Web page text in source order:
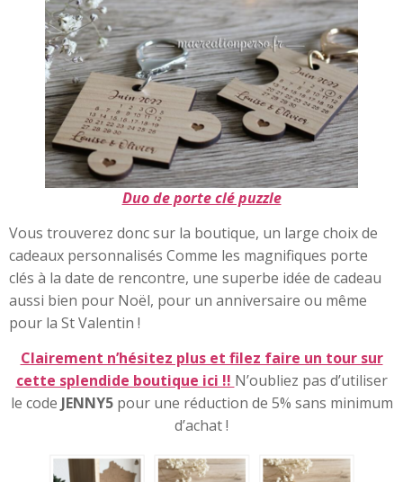
Duo de porte clé puzzle
Vous trouverez donc sur la boutique, un large choix de
cadeaux personnalisés Comme les magnifiques porte
clés à la date de rencontre, une superbe idée de cadeau
aussi bien pour Noël, pour un anniversaire ou même
pour la St Valentin !
Clairement n’hésitez plus et filez faire un tour sur
cette splendide boutique ici !! N’oubliez pas d’utiliser
le code JENNY5pour une réduction de 5% sans minimum
d’achat !